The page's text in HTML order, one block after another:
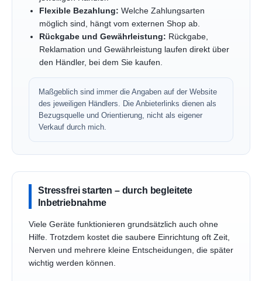
Flexible Bezahlung: Welche Zahlungsarten
möglich sind, hängt vom externen Shop ab.
Rückgabe und Gewährleistung: Rückgabe,
Reklamation und Gewährleistung laufen direkt über
den Händler, bei dem Sie kaufen.
Maßgeblich sind immer die Angaben auf der Website
des jeweiligen Händlers. Die Anbieterlinks dienen als
Bezugsquelle und Orientierung, nicht als eigener
Verkauf durch mich.
Stressfrei starten – durch begleitete
Inbetriebnahme
Viele Geräte funktionieren grundsätzlich auch ohne
Hilfe. Trotzdem kostet die saubere Einrichtung oft Zeit,
Nerven und mehrere kleine Entscheidungen, die später
wichtig werden können.